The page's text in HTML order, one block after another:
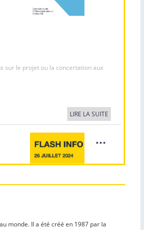
monde. Il a été créé en 1987 par la